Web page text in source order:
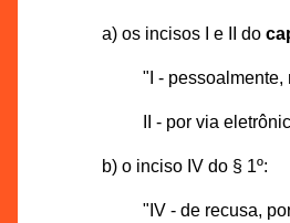
a) os incisos I e II do
"I - pessoalmente,
II - por via
b) o inciso IV do § 1º:
"IV - de recusa,